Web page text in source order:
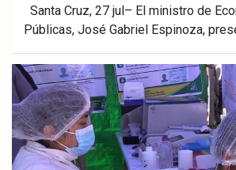
Fac
ebo
ok
Twitt
er
What
sAp
p
Santa Cruz, 27 jul– El ministro de
Públicas, José Gabriel Espinoza,